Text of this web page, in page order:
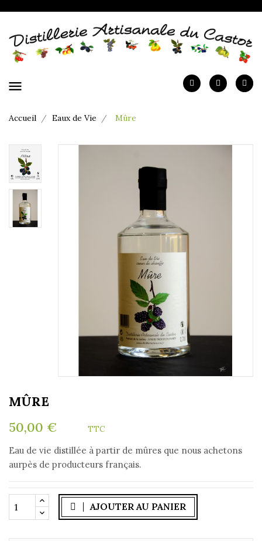
menu
Accueil Eaux de Vie Mûre
MÛRE
50,00 €
TTC
Eau de vie distillée à partir de mûres que nous achetons
aurpès de producteurs français.
AJOUTER AU PANIER